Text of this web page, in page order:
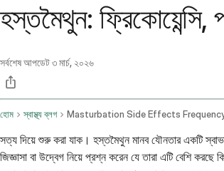
হস্তমৈথুন: ফ্রিকোয়েন্সি,
সর্বশেষ আপডেট৩ মার্চ, ২০২৬
হোম স্বাস্থ্য ব্লগ
সত্য দিয়ে শুরু করা যাক। হস্তমৈথুন মানব যৌনতার একটি
জিজ্ঞাসা বা উদ্বেগ নিয়ে প্রশ্ন করেন যে তারা এটি বেশি